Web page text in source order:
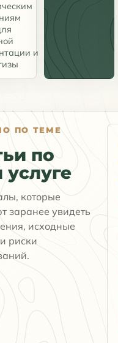
и
ПО ТЕМЕ
по
услуге
которые
заранее увидеть
исходные
риски